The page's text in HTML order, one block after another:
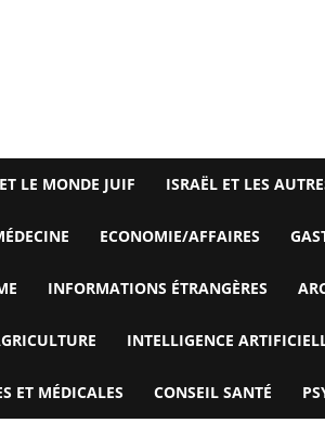
LE MONDE JUIF ISRAËL ET LES
ECONOMIE/AFFAIRES
INFORMATIONS ÉTRANGÈRES
INTELLIGENCE
ET MÉDICALES CONSEIL SANTÉ